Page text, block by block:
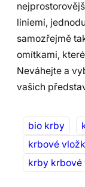
liniemi,
samozřejmě
omítkami,
Neváhejte a
vašich
bio krby
krbové
krby krbové